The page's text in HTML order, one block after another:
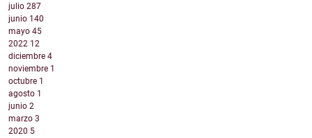
julio 287
junio 140
mayo 45
2022 12
diciembre 4
noviembre 1
octubre 1
agosto 1
junio 2
marzo 3
2020 5